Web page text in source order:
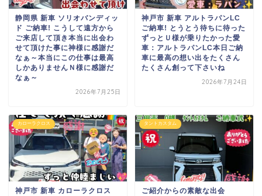
静岡県 新車 ソリオバンディッ
ド ご納車! こうして遠方から
ご来店して頂き 本当に出会わ
せて頂けた事に神様に感謝だ
なぁ～ 本当にこの仕事は最高
しかありません Ｎ様に感謝だ
なぁ～
2026年7月25日
神戸市 新車 アルトラパンLC
ご納車! とうとう待ちに待った
ずっとＵ様が乗りたかった愛
車：アルトラパンLC本日ご納
車に最高の想い出をたくさん
たくさん創って下さいね
2026年7月24日
カローラクロス
神戸市 新車 カローラクロス
タントカスタム
ご紹介からの素敵な出会